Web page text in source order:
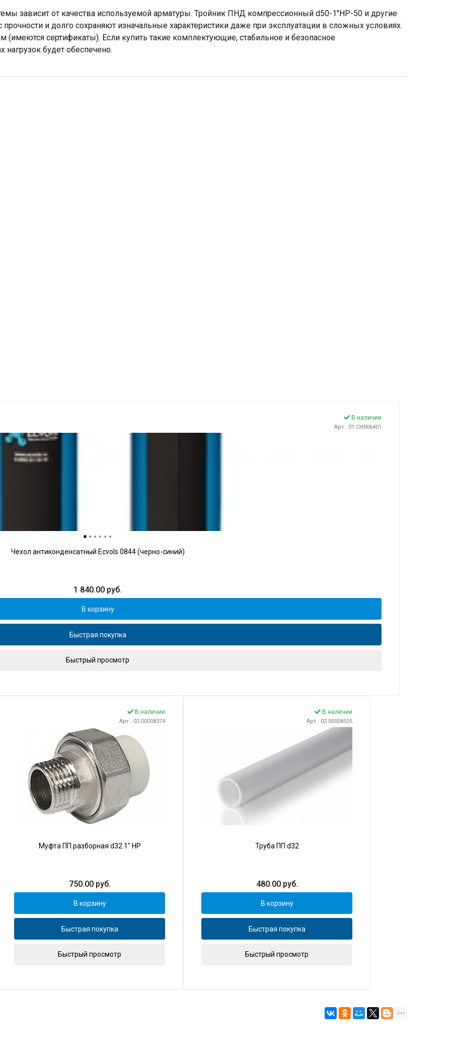
зависит от качества используемой арматуры. Тройник ПНД компрессионный d50-1"НР-50 и другие
и долго сохраняют изначальные характеристики даже при эксплуатации в сложных условиях.
(имеются сертификаты). Если купить такие комплектующие, стабильное и безопасное
будет обеспечено.
В наличии
Арт.: 01.CH006401
Чехол антиконденсатный Ecvols 0844 (черно-синий)
1 840.00 руб.
В корзину
Быстрая покупка
Быстрый просмотр
В наличии
Арт.: 02.00008374
Муфта ПП разборная d32 1" НР
750.00руб.
В корзину
Быстрая покупка
Быстрый просмотр
В наличии
Арт.: 02.00008505
Труба ПП d32
480.00руб.
В корзину
Быстрая покупка
Быстрый просмотр